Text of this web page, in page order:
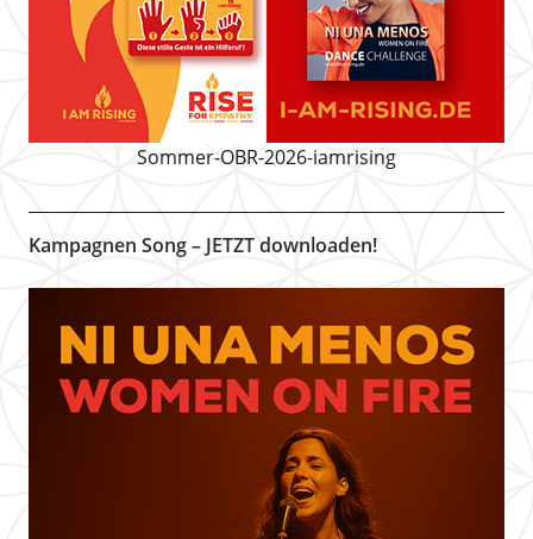
Sommer-OBR-2026-iamrising
Kampagnen Song – JETZT downloaden!